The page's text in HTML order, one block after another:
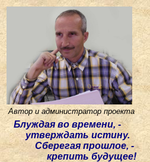
Автор и администратор проекта
Блуждая во времени, -
утверждать истину.
Сберегая прошлое, -
крепить будущее!